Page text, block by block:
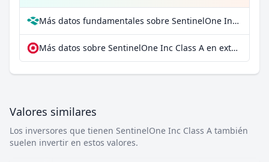
Más datos fundamentales sobre SentinelOne Inc Class A en Parqet
Más datos sobre SentinelOne Inc Class A en extraETF
Valores similares
Los inversores que tienen SentinelOne Inc Class A también
suelen invertir en estos valores.